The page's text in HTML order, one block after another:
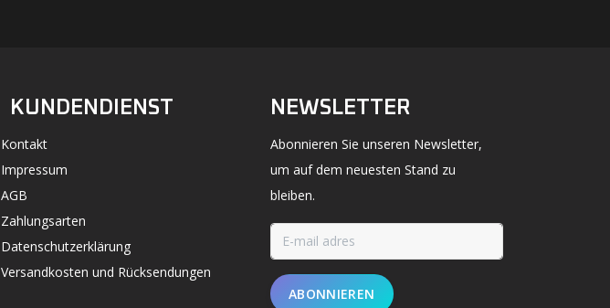
KUNDENDIENST
Kontakt
Impressum
AGB
Zahlungsarten
Datenschutzerklärung
Versandkosten und Rücksendungen
NEWSLETTER
Abonnieren Sie unseren Newsletter,
um auf dem neuesten Stand zu
bleiben.
ABONNIEREN